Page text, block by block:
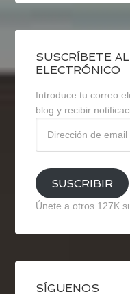
SUSCRÍBETE
ELECTRÓNICO
Introduce tu correo
blog y recibir
email
SUSCRIBIR
Únete a otros 127K
SÍGUENOS